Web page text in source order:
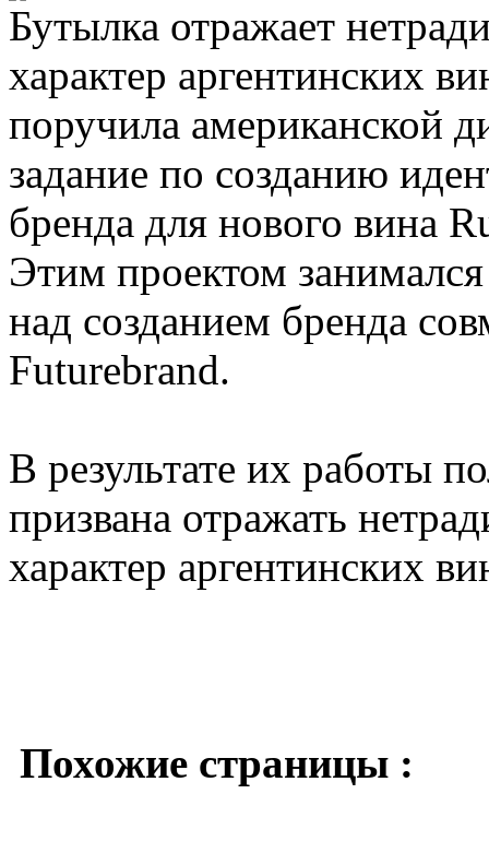
Бутылка отражает
характер аргентинских
поручила американской
задание по созданию
бренда для нового вина
Этим проектом
над созданием бренда
Futurebrand.
В результате их работы
призвана отражать
характер аргентинских
Похожие страницы :